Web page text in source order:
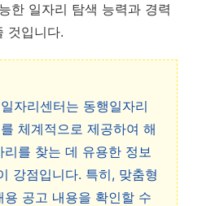
한 일자리 탐색 능력과 경력
것입니다.
자리센터는 동행일자리
체계적으로 제공하여 해
를 찾는 데 유용한 정보
강점입니다. 특히, 맞춤형
공고 내용을 확인할 수